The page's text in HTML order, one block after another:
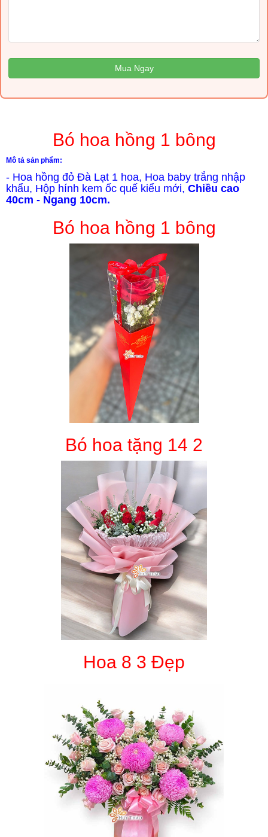
Mua Ngay
Bó hoa hồng 1 bông
Mô tả sản phẩm:
- Hoa hồng đỏ Đà Lạt 1 hoa, Hoa baby trắng nhập
khẩu, Hộp hính kem ốc quế kiểu mới, Chiều cao
40cm - Ngang 10cm.
Bó hoa hồng 1 bông
Bó hoa tặng 14 2
Hoa 8 3 Đẹp